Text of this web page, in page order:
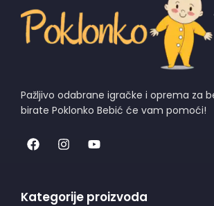
Pažljivo odabrane igračke i oprema za
birate Poklonko Bebić će vam pomoći!
Kategorije proizvoda